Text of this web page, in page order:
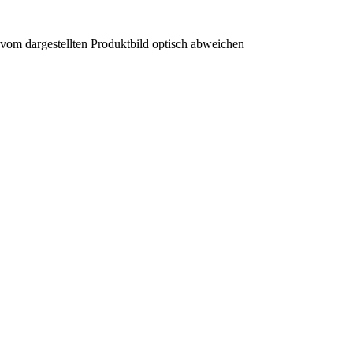
dargestellten Produktbild optisch abweichen